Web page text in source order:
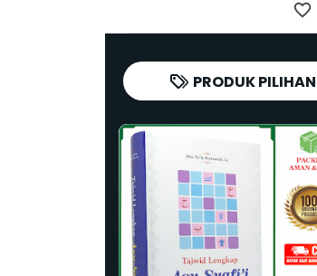
PRODUK PILIHAN